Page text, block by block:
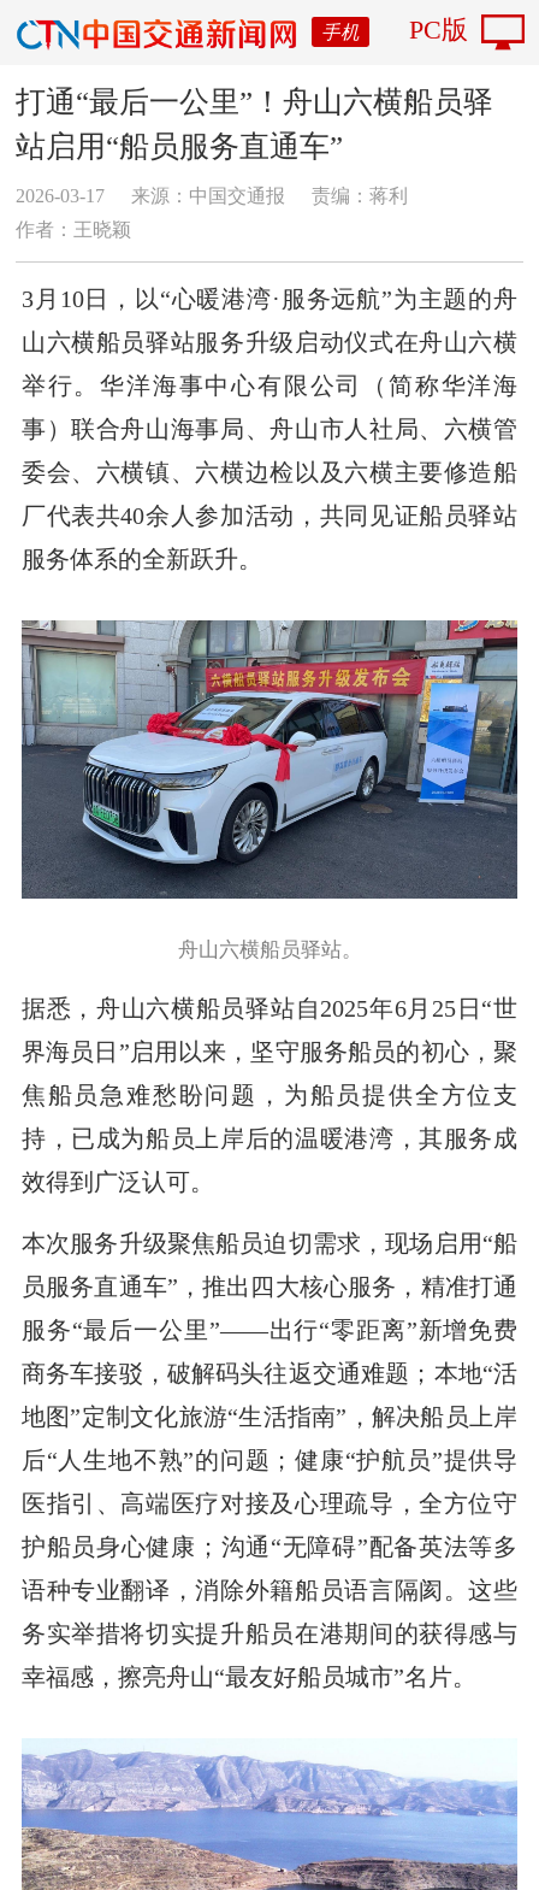
手机 PC版
​打通“最后一公里”！舟山六横船员驿
站启用“船员服务直通车”
2026-03-17 来源：中国交通报
责编：蒋利
作者：王晓颖
3月10日，以“心暖港湾·服务远航”为主题的舟
山六横船员驿站服务升级启动仪式在舟山六横
举行。华洋海事中心有限公司（简称华洋海
事）联合舟山海事局、舟山市人社局、六横管
委会、六横镇、六横边检以及六横主要修造船
厂代表共40余人参加活动，共同见证船员驿站
服务体系的全新跃升。
舟山六横船员驿站。
据悉，舟山六横船员驿站自2025年6月25日“世
界海员日”启用以来，坚守服务船员的初心，聚
焦船员急难愁盼问题，为船员提供全方位支
持，已成为船员上岸后的温暖港湾，其服务成
效得到广泛认可。
本次服务升级聚焦船员迫切需求，现场启用“船
员服务直通车”，推出四大核心服务，精准打通
服务“最后一公里”——出行“零距离”新增免费
商务车接驳，破解码头往返交通难题；本地“活
地图”定制文化旅游“生活指南”，解决船员上岸
后“人生地不熟”的问题；健康“护航员”提供导
医指引、高端医疗对接及心理疏导，全方位守
护船员身心健康；沟通“无障碍”配备英法等多
语种专业翻译，消除外籍船员语言隔阂。这些
务实举措将切实提升船员在港期间的获得感与
幸福感，擦亮舟山“最友好船员城市”名片。